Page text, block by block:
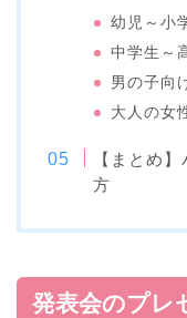
幼児～小
中学生～
男の子向
大人の女
【まとめ
方
発表会のプレ